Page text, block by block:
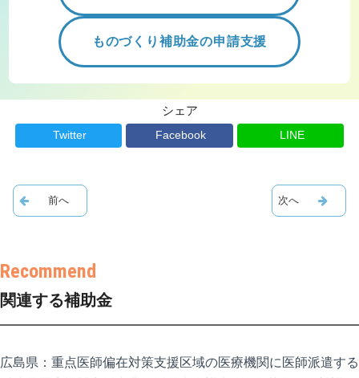
ものづくり補助金の申請支援
シェア
Twitter Facebook LINE
関連する補助金
広島県：重点医師偏在対策支援区域の医療機関に医師派遣する